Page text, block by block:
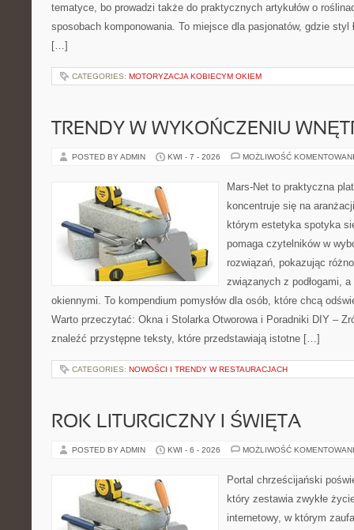
tematyce, bo prowadzi także do praktycznych artykułów o
sposobach komponowania. To miejsce dla pasjonatów, gdzie styl
[…]
CATEGORIES: MOTORYZACJA KOBIECYM OKIEM
TRENDY W WYKOŃCZENIU
POSTED BY ADMIN KWI - 7 - 2026 MOŻLIWOŚĆ
Mars-Net to praktyczna
koncentruje się na
którym estetyka spotyka
pomaga czytelników w
rozwiązań, pokazując
związanych z podłogami,
okiennymi. To kompendium pomysłów dla osób, które chcą
Warto przeczytać: Okna i Stolarka Otworowa i Poradniki DIY –
znaleźć przystępne teksty, które przedstawiają istotne […]
CATEGORIES: NOWOŚCI I TRENDY W RESTAURACJACH
ROK LITURGICZNY I ŚWIĘTA
POSTED BY ADMIN KWI - 6 - 2026 MOŻLIWOŚĆ
Portal chrześcijański
który zestawia zwykłe
internetowy, w którym